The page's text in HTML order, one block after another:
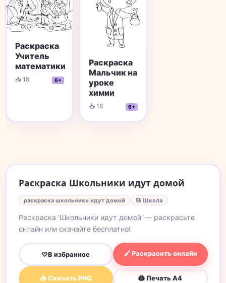
Раскраска
Учитель
математики
📥 18 6+
Раскраска
Мальчик на
уроке
химии
📥 18 6+
Раскраска Школьники идут домой
раскраска школьники идут домой 🎒 Школа
Раскраска 'Школьники идут домой' — раскрасьте
онлайн или скачайте бесплатно!
♡В избранное 🖌 Раскрасить онлайн
📥 Скачать PNG 🖨 Печать A4